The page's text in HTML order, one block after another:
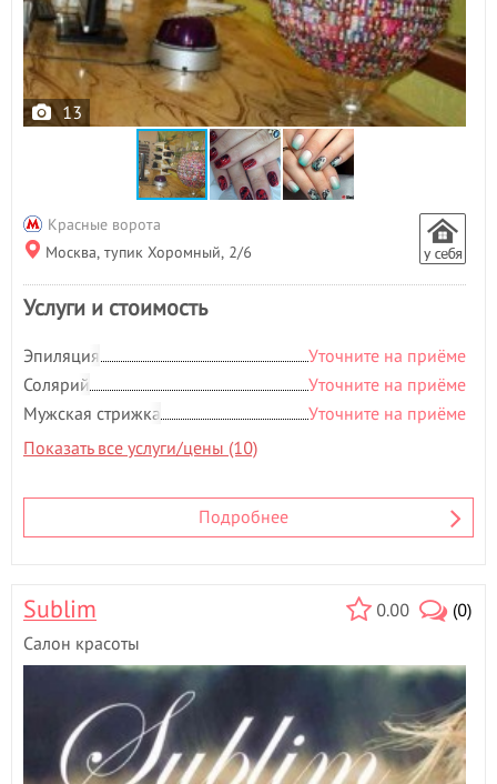
13
Красные ворота
Москва, тупик Хоромный, 2/6
Услуги и стоимость
Эпиляция
Уточните на приёме
Солярий
Уточните на приёме
Мужская стрижка
Уточните на приёме
Показать все услуги/цены (10)
Подробнее
0.00 (0)
Sublim
Салон красоты